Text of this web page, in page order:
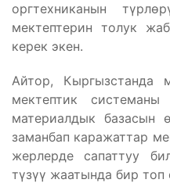
оргтехниканын
мектептерин толук
керек экен.
Айтор, Кыргызстанда
мектептик
материалдык базасын
заманбап каражаттар
жерлерде сапаттуу
түзүү жаатында бир топ